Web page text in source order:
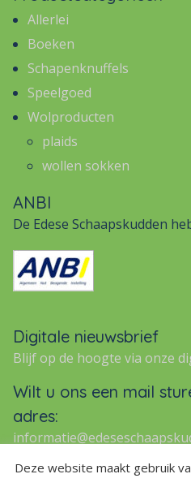
Allerlei
Boeken
Schapenknuffels
Speelgoed
Wolproducten
plaids
wollen sokken
ANBI
De Edese Schaapskudden
Digitale nieuwsbrief
Blijf op de hoogte via onze
Wilt u ons een mail
adres:
Deze website maakt gebruik